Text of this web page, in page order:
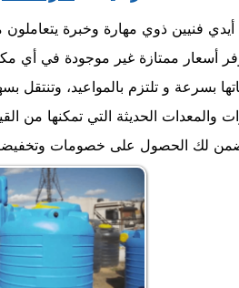
فنيين ذوي مهارة وخبرة يتعاملون
أسعار ممتازة غير موجودة في أي
بسرعة و تلتزم بالمواعيد، وتنتقل
والمعدات الحديثة التي تمكنها من
على خصومات وتخفيضات تصل ل 30%، خاصة في أوقات